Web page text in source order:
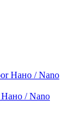
/ Nano